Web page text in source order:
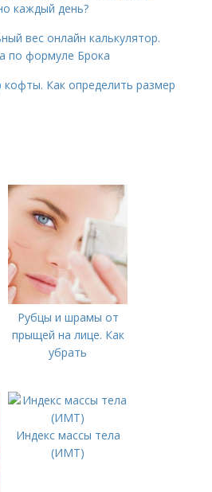
каждый день?
вес онлайн калькулятор.
по формуле Брока
кофты. Как определить размер
Рубцы и шрамы от
прыщей на лице. Как
убрать
Индекс массы тела
(ИМТ)